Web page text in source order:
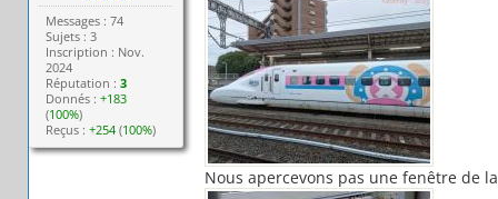
Messages : 74
Sujets : 3
Inscription : Nov.
2024
Réputation :3
Donnés :+183
(100%)
Reçus :+254 (100%)
Nous apercevons pas une fenêtre de